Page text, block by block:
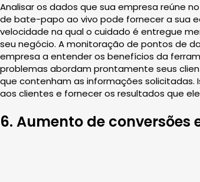
Analisar os dados que sua empresa reúne
de bate-papo ao vivo pode fornecer a sua
velocidade na qual o cuidado é entregue
seu negócio. A monitoração de pontos de
empresa a entender os benefícios da
problemas abordam prontamente seus
que contenham as informações
aos clientes e fornecer os resultados que
6. Aumento de conversões